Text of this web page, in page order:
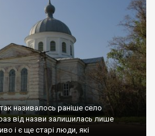
називалось раніше село
від назви залишилась лише
і є ще старі люди, які